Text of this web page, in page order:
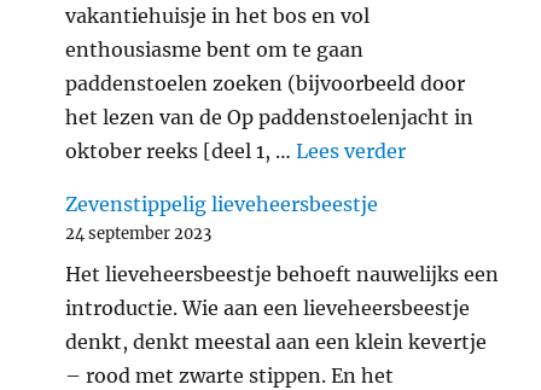
vakantiehuisje in het bos en vol
enthousiasme bent om te gaan
paddenstoelen zoeken (bijvoorbeeld door
het lezen van de Op paddenstoelenjacht in
oktober reeks [deel 1, …Lees verder
Zevenstippelig lieveheersbeestje
24 september 2023
Het lieveheersbeestje behoeft nauwelijks een
introductie. Wie aan een lieveheersbeestje
denkt, denkt meestal aan een klein kevertje
– rood met zwarte stippen. En het